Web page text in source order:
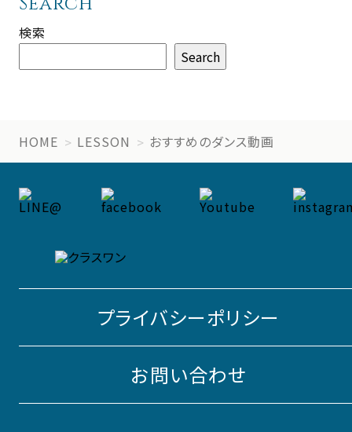
検索
Search
HOME LESSON おすすめのダンス動画
プライバシーポリシー
お問い合わせ